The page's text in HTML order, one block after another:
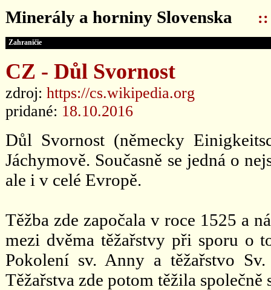
Minerály a horniny Slovenska ::
Zahraničie
CZ - Důl Svornost
zdroj: https://cs.wikipedia.org
pridané: 18.10.2016
Důl Svornost (německy
Jáchymově. Současně se jedná o
ale i v celé Evropě.
Těžba zde započala v roce 1525 a
mezi dvěma těžařstvy při sporu o
Pokolení sv. Anny a těžařstvo
Těžařstva zde potom těžila